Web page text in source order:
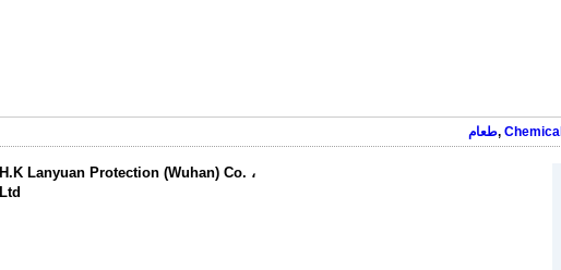
Chemical
,طعام
H.K Lanyuan Protection (Wuhan) Co. ،
Ltd